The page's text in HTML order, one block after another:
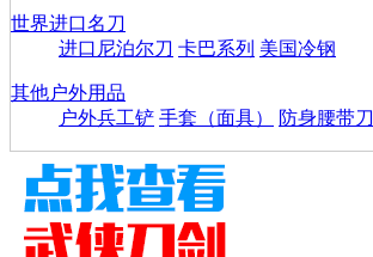
世界进口名刀
进口尼泊尔刀 卡巴系列 美国冷钢
其他户外用品
户外兵工铲 手套（面具） 防身腰带刀